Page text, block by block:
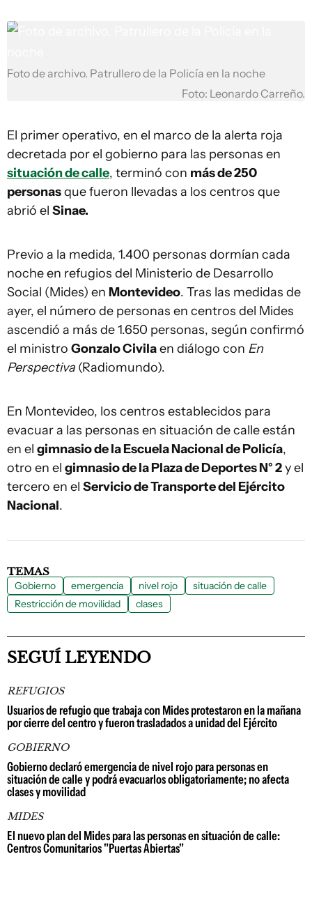
Foto de archivo. Patrullero de la Policía en la noche
Foto: Leonardo Carreño.
El primer operativo, en el marco de la alerta roja
decretada por el gobierno para las personas en
situación de calle, terminó con más de 250
personasque fueron llevadas a los centros que
abrió el Sinae.
Previo a la medida, 1.400 personas dormían cada
noche en refugios del Ministerio de Desarrollo
Social (Mides) en Montevideo. Tras las medidas de
ayer, el número de personas en centros del Mides
ascendió a más de 1.650 personas, según confirmó
el ministro Gonzalo Civilaen diálogo con En
Perspectiva (Radiomundo).
En Montevideo, los centros establecidos para
evacuar a las personas en situación de calle están
en el gimnasio de la Escuela Nacional de Policía,
otro en el gimnasio de la Plaza de Deportes N° 2y el
tercero en el Servicio de Transporte del Ejército
Nacional.
TEMAS
Gobierno emergencia nivel rojo
situación de calle
Restricción de movilidad
clases
SEGUÍ LEYENDO
REFUGIOS
Usuarios de refugio que trabaja con Mides protestaron en la mañana
por cierre del centro y fueron trasladados a unidad del Ejército
GOBIERNO
Gobierno declaró emergencia de nivel rojo para personas en
situación de calle y podrá evacuarlos obligatoriamente; no afecta
clases y movilidad
MIDES
El nuevo plan del Mides para las personas en situación de calle:
Centros Comunitarios "Puertas Abiertas"